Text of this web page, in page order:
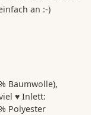
an :-)
Baumwolle),
♥ Inlett:
Polyester